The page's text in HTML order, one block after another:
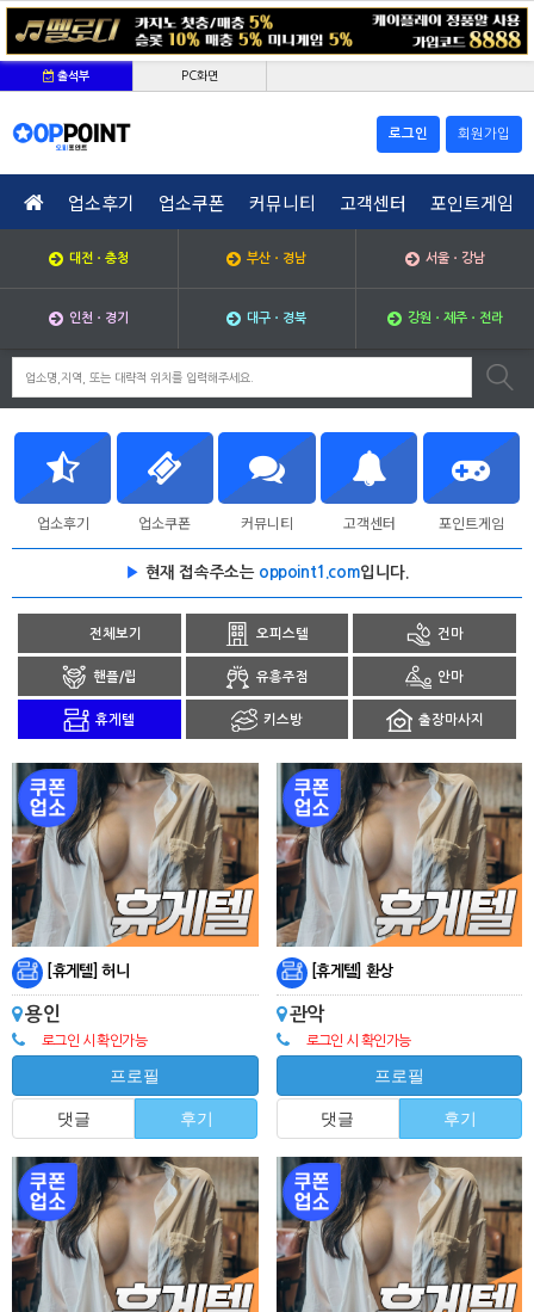
출석부 PC화면
로그인 회원가입
업소후기 업소쿠폰 커뮤니티 고객센터 포인트게임
대전ㆍ충청 부산ㆍ경남 서울ㆍ강남
인천ㆍ경기 대구ㆍ경북 강원ㆍ제주ㆍ전라
업소후기 업소쿠폰 커뮤니티 고객센터 포인트게임
▶ 현재 접속주소는 oppoint1.com입니다.
전체보기 오피스텔 건마
핸플/립 유흥주점 안마
휴게텔 키스방 출장마사지
[휴게텔] 허니
용인
로그인 시 확인가능
프로필
댓글 후기
[휴게텔] 환상
관악
로그인 시 확인가능
프로필
댓글 후기